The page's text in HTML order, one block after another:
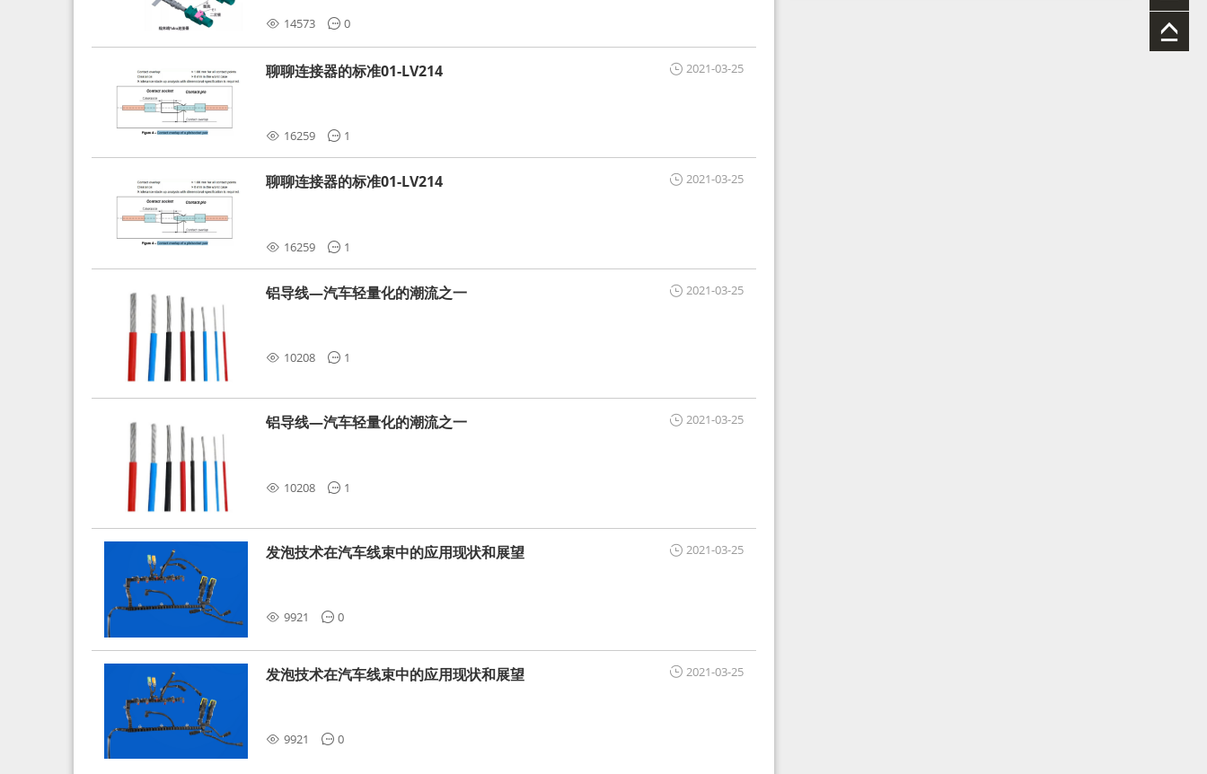
14573 0
2021-03-25
聊聊连接器的标准01-LV214
16259 1
2021-03-25
聊聊连接器的标准01-LV214
16259 1
2021-03-25
铝导线—汽车轻量化的潮流之一
10208 1
2021-03-25
铝导线—汽车轻量化的潮流之一
10208 1
2021-03-25
发泡技术在汽车线束中的应用现状和展望
9921 0
2021-03-25
发泡技术在汽车线束中的应用现状和展望
9921 0